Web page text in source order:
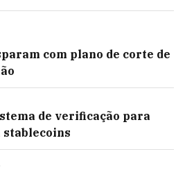
com plano de corte de
de verificação para